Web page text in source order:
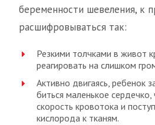
беременности шевеления, к
расшифровываться так:
Резкими толчками в живот
реагировать на слишком
Активно двигаясь, ребенок
биться маленькое сердечко,
скорость кровотока и
кислорода к тканям.